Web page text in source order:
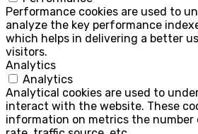
Performance cookies are used to
analyze the key performance
which helps in delivering a better
visitors.
Analytics
Analytics
Analytical cookies are used to
interact with the website. These
information on metrics the number